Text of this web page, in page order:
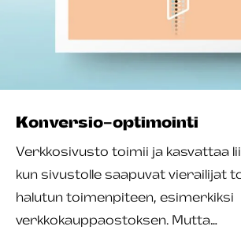
Konversio-optimointi
Verkkosivusto toimii ja kasvattaa
kun sivustolle saapuvat vierailijat
halutun toimenpiteen, esimerkiksi
verkkokauppaostoksen. Mutta…